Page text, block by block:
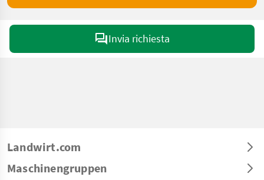
Invia richiesta
Landwirt.com
Maschinengruppen